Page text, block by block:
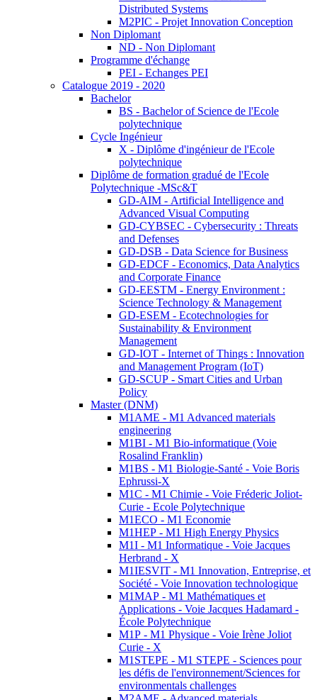
Distributed Systems
M2PIC - Projet Innovation Conception
Non Diplomant
ND - Non Diplomant
Programme d'échange
PEI - Echanges PEI
Catalogue 2019 - 2020
Bachelor
BS - Bachelor of Science de l'Ecole
polytechnique
Cycle Ingénieur
X - Diplôme d'ingénieur de l'Ecole
polytechnique
Diplôme de formation gradué de l'Ecole
Polytechnique -MSc&T
GD-AIM - Artificial Intelligence and
Advanced Visual Computing
GD-CYBSEC - Cybersecurity : Threats
and Defenses
GD-DSB - Data Science for Business
GD-EDCF - Economics, Data Analytics
and Corporate Finance
GD-EESTM - Energy Environment :
Science Technology & Management
GD-ESEM - Ecotechnologies for
Sustainability & Environment
Management
GD-IOT - Internet of Things : Innovation
and Management Program (IoT)
GD-SCUP - Smart Cities and Urban
Policy
Master (DNM)
M1AME - M1 Advanced materials
engineering
M1BI - M1 Bio-informatique (Voie
Rosalind Franklin)
M1BS - M1 Biologie-Santé - Voie Boris
Ephrussi-X
M1C - M1 Chimie - Voie Fréderic Joliot-
Curie - Ecole Polytechnique
M1ECO - M1 Economie
M1HEP - M1 High Energy Physics
M1I - M1 Informatique - Voie Jacques
Herbrand - X
M1IESVIT - M1 Innovation, Entreprise, et
Société - Voie Innovation technologique
M1MAP - M1 Mathématiques et
Applications - Voie Jacques Hadamard -
École Polytechnique
M1P - M1 Physique - Voie Irène Joliot
Curie - X
M1STEPE - M1 STEPE - Sciences pour
les défis de l'environnement/Sciences for
environmentals challenges